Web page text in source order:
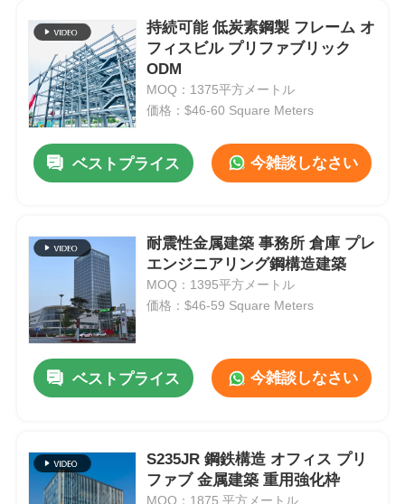
製品
ビデオ
企業情報
品質管理
お問い合わせ
ニュース
見積依頼
持続可能 低炭素鋼製 フレーム オ
フィスビル プリファブリック
ODM
MOQ：1375平方メートル
価格：$46-60 Square Meters
ベストプライス 今雑談しなさい
耐震性金属建築 事務所 倉庫 プレ
エンジニアリング鋼構造建築
MOQ：1395平方メートル
価格：$46-59 Square Meters
ベストプライス 今雑談しなさい
S235JR 鋼鉄構造 オフィス プリ
ファブ 金属建築 重用強化枠
MOQ：1875 平方メートル